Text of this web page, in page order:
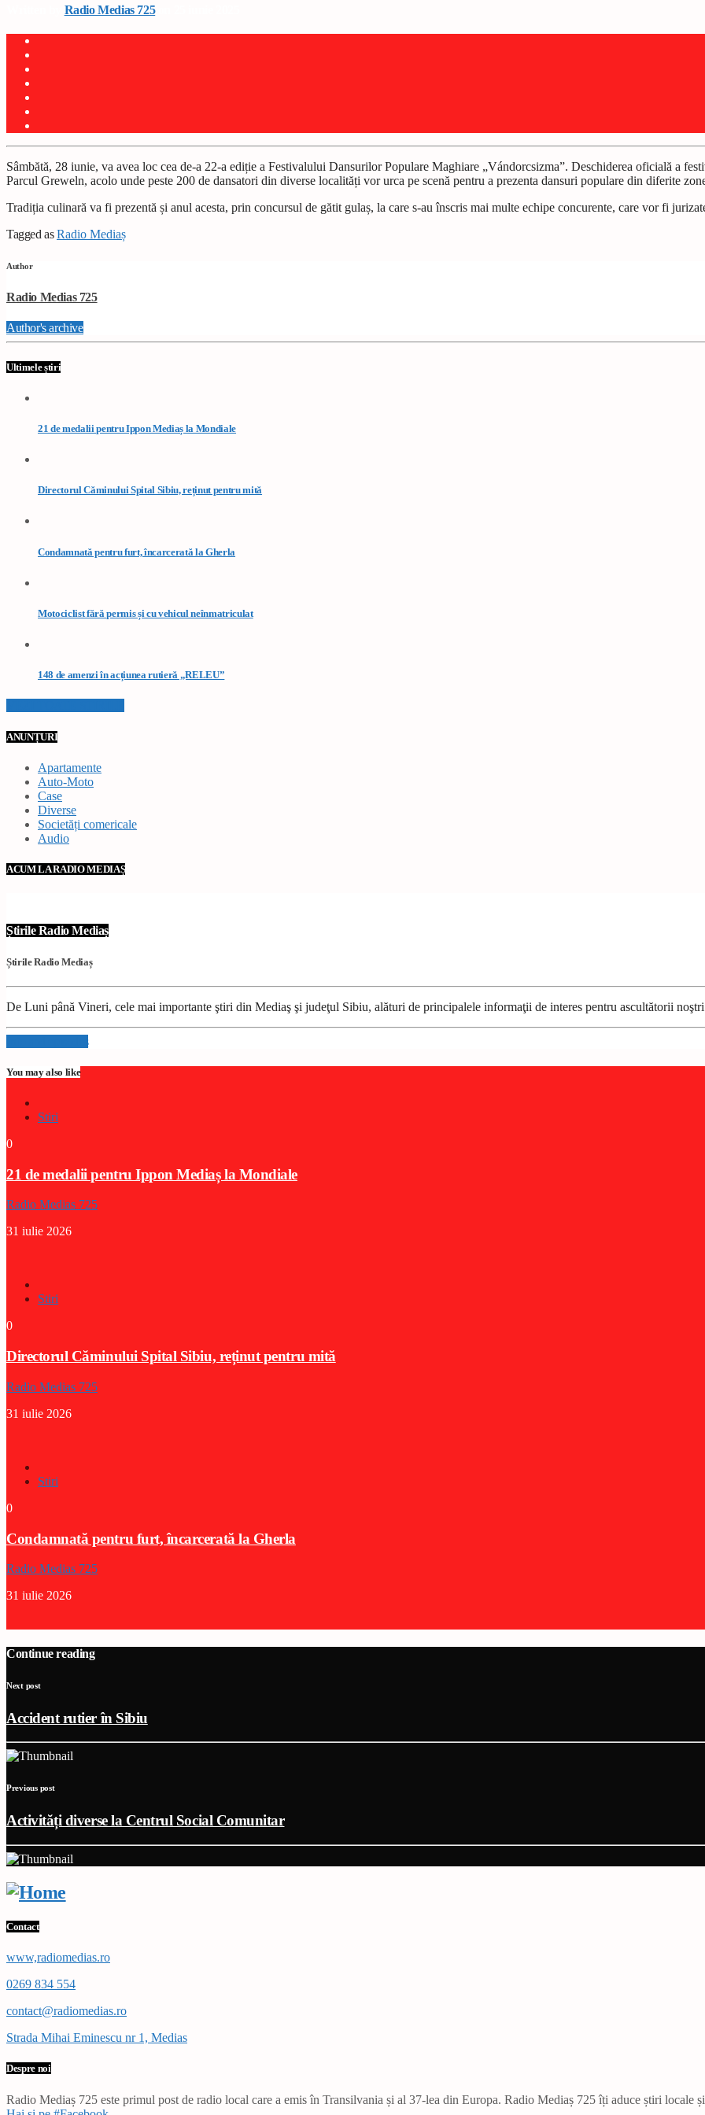
Radio Medias 725on 25 iunie 2025
Sâmbătă, 28 iunie, va avea loc cea de-a 22-a ediție a Festivalului Dansurilor Populare Maghiare „Vándorcsizma”. Deschiderea oficială a
Parcul Greweln, acolo unde peste 200 de dansatori din diverse localități vor urca pe scenă pentru a prezenta dansuri populare din diferite
Tradiția culinară va fi prezentă și anul acesta, prin concursul de gătit gulaș, la care s-au înscris mai multe echipe concurente, care vor fi
Tagged asRadio Mediaș
Author
Radio Medias 725
Author's archive
Ultimele știri
21 de medalii pentru Ippon Mediaș la Mondiale
Directorul Căminului Spital Sibiu, reținut pentru mită
Condamnată pentru furt, încarcerată la Gherla
Motociclist fără permis și cu vehicul neînmatriculat
148 de amenzi în acțiunea rutieră „RELEU”
ANUNȚURI
Apartamente
Auto-Moto
Case
Diverse
Societăți comericale
Audio
ACUM LA RADIO MEDIAȘ
Știrile Radio Mediaș
Știrile Radio Mediaș
De Luni până Vineri, cele mai importante ştiri din Mediaş şi judeţul Sibiu, alături de principalele informaţii de interes pentru ascultătorii
Info and episodes
You may also like
Stiri
0
21 de medalii pentru Ippon Mediaș la Mondiale
Radio Medias 725
31 iulie 2026
Stiri
0
Directorul Căminului Spital Sibiu, reținut pentru mită
Radio Medias 725
31 iulie 2026
Stiri
0
Condamnată pentru furt, încarcerată la Gherla
Radio Medias 725
31 iulie 2026
Continue reading
Next post
Accident rutier în Sibiu
Previous post
Activități diverse la Centrul Social Comunitar
Contact
www,radiomedias.ro
0269 834 554
contact@radiomedias.ro
Strada Mihai Eminescu nr 1, Medias
Despre noi
Radio Mediaș 725 este primul post de radio local care a emis în Transilvania și al 37-lea din Europa. Radio Mediaș 725 îți aduce știri locale